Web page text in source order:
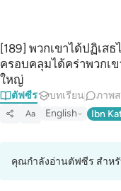
[189] พวกเขาได้ปฏิเส
ครอบคลุมได้คร่าพวกเ
ใหญ่
ตัฟซีร บทเรียน ภาพ
Aa English Ibn
คุณกำลังอ่านตัฟซีร สำหรั